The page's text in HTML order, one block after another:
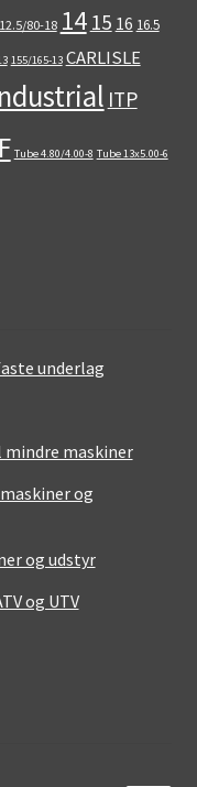
12.5/80-18 14 15 16 16.5
155/165-13 CARLISLE
ITP
Tube 4.80/4.00-8 Tube 13x5.00-6
underlag
mindre maskiner
og
og udstyr
og UTV